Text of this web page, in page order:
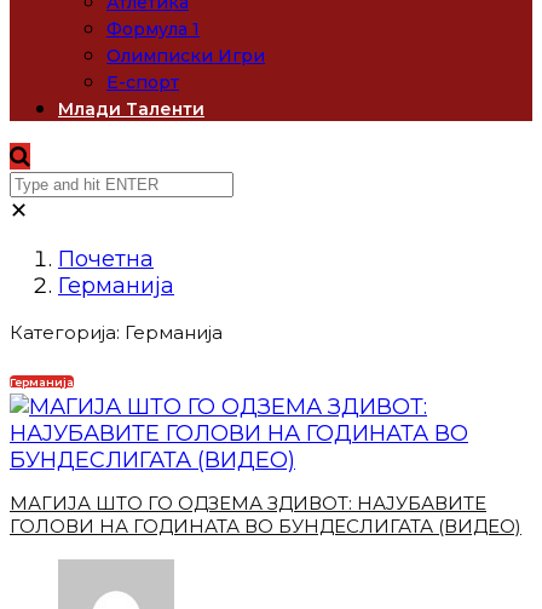
Формула 1
Олимписки Игри
Е-спорт
Млади Таленти
✕
Почетна
Германија
Категорија: Германија
Германија
МАГИЈА ШТО ГО ОДЗЕМА ЗДИВОТ: НАЈУБАВИТЕ
ГОЛОВИ НА ГОДИНАТА ВО БУНДЕСЛИГАТА (ВИДЕО)